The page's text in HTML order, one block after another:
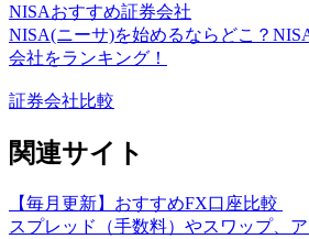
NISAおすすめ証券会社
NISA(ニーサ)を始めるならどこ？
会社をランキング！
証券会社比較
関連サイト
【毎月更新】おすすめFX口座比較
スプレッド（手数料）やスワップ、